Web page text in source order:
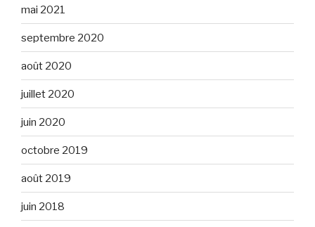
mai 2021
septembre 2020
août 2020
juillet 2020
juin 2020
octobre 2019
août 2019
juin 2018